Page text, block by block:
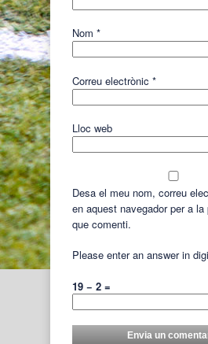
Nom *
Correu electrònic *
Lloc web
Desa el meu nom, correu
en aquest navegador per a
que comenti.
Please enter an answer in
19 − 2 =